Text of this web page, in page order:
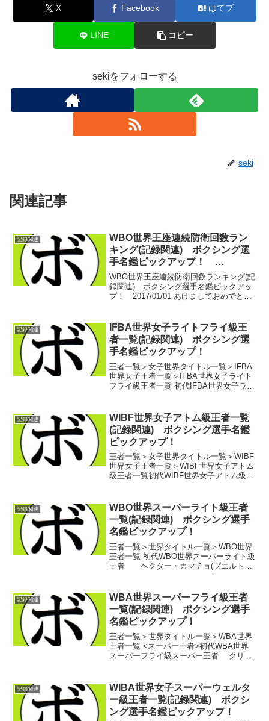
X Facebook はてブ
LINE コピー
sekiをフォローする
seki
関連記事
記録関連
WBO世界王座連続防衛回数ラン
キング(記録関連) ボクシング選
手名鑑ピックアップ！
2017/01/01
WBO世界王座連続防衛回数ランキング(記
録関連) ボクシング選手名鑑ピックアッ
プ！ 2017/01/01 あけましておめでとう
ろんなブログに上がってますが…昨日書
いたと...
記録関連
IFBA世界女子ライトフライ級王
者一覧(記録関連) ボクシング選
手名鑑ピックアップ！
王者一覧＞女子世界タイトル一覧＞IFBA
世界女子王者一覧＞IFBA世界女子ライト
フライ級王者一覧 初代IFBA世界女子ライ
イ級王者 キム・メッサー(韓)第3代...
記録関連
WIBF世界女子アトム級王者一覧
(記録関連) ボクシング選手名鑑
ピックアップ！
王者一覧＞女子世界タイトル一覧＞WIBF
世界女子王者一覧＞WIBF世界女子アトム
級王者一覧初代WIBF世界女子アトム級王
別記事一覧に戻る 【日付別】【記事一
覧】2...
記録関連
WBO世界スーパーライト級王者
一覧(記録関連) ボクシング選手
名鑑ピックアップ！
王者一覧＞世界タイトル一覧＞WBO世界
王者一覧 初代WBO世界スーパーライト級
王者 ヘクター・カマチョ(プエルトリ
界スーパーライト級王者 ヘクター・カ
マチョ...
記録関連
WBA世界スーパーフライ級王者
一覧(記録関連) ボクシング選手
名鑑ピックアップ！
王者一覧＞世界タイトル一覧＞WBA世界
王者一覧 <スーパー王者>初代WBA世界
スーパーフライ級スーパー王者 クリス
ク・ダルチニアン(豪)第3代WBA世界スー
パー...
記録関連
WIBA世界女子スーパーウェルタ
ー級王者一覧(記録関連) ボクシ
ング選手名鑑ピックアップ！